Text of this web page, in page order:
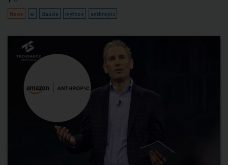
News ai claude mythos anthropic